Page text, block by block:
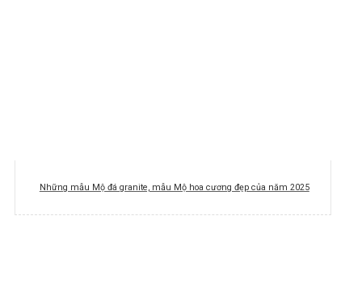
Những mẫu Mộ đá granite, mẫu Mộ hoa cương đẹp của năm 2025